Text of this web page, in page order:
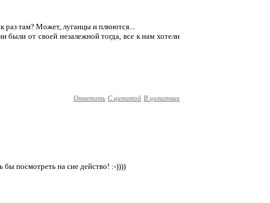
раз там? Может, луганцы и плюются...
были от своей незалежной тогда, все к нам хотели
Ответить С цитатой В цитатник
бы посмотреть на сие действо! :-))))